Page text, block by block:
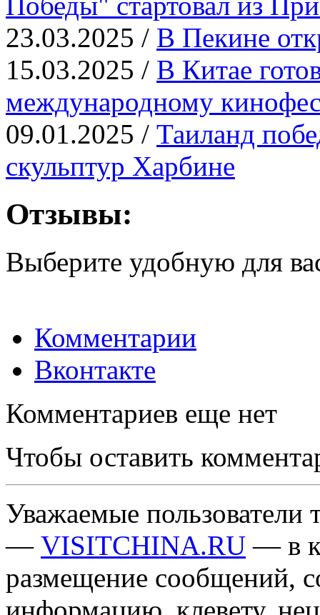
23.03.2025 / В Пекине
15.03.2025 / В Китае
международному
09.01.2025 / Таиланд
скульптур Харбине
Отзывы:
Выберите удобную для
Комментарии
Вконтакте
Комментариев еще нет
Чтобы оставить
Уважаемые пользователи
— VISITCHINA.RU — в
размещение сообщений,